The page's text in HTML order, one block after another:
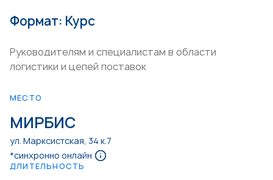
Формат: Курс
Руководителям и специалистам в области
логистики и цепей поставок
МЕСТО
МИРБИС
ул. Марксистская, 34 к.7
*синхронно онлайн
ДЛИТЕЛЬНОСТЬ